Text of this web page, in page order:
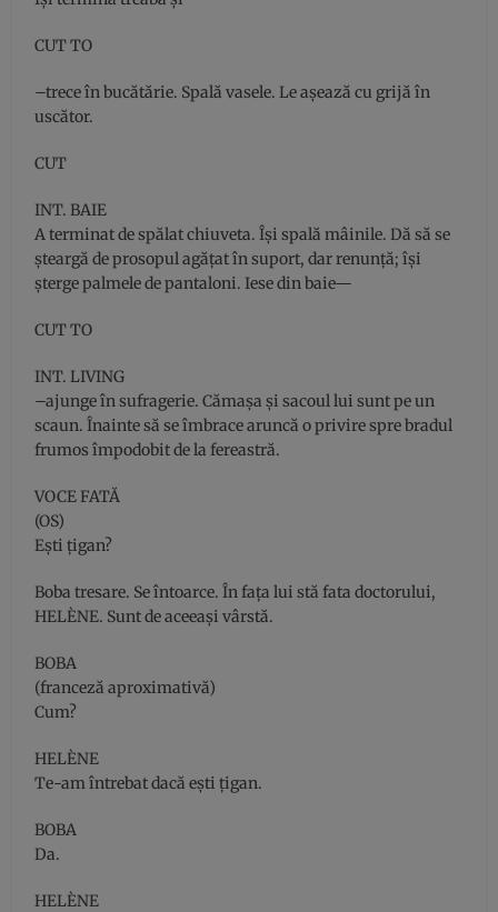
CUT TO
–trece în bucătărie. Spală vasele. Le aşează cu grijă în
uscător.
CUT
INT. BAIE
A terminat de spălat chiuveta. Îşi spală mâinile. Dă să se
şteargă de prosopul agăţat în suport, dar renunţă; îşi
şterge palmele de pantaloni. Iese din baie—
CUT TO
INT. LIVING
–ajunge în sufragerie. Cămaşa şi sacoul lui sunt pe un
scaun. Înainte să se îmbrace aruncă o privire spre bradul
frumos împodobit de la fereastră.
VOCE FATĂ
(OS)
Eşti ţigan?
Boba tresare. Se întoarce. În faţa lui stă fata doctorului,
HELÈNE. Sunt de aceeaşi vârstă.
BOBA
(franceză aproximativă)
Cum?
HELÈNE
Te-am întrebat dacă eşti ţigan.
BOBA
Da.
HELÈNE